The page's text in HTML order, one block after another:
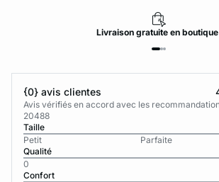
Livraisongratuiteen boutique
{0} avis clientes
Avis vérifiés en accord avec les
20488
Taille
Petit
Parfaite
Qualité
0
Confort